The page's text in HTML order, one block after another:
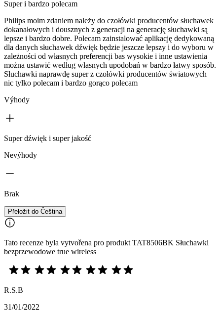
Super i bardzo polecam
Philips moim zdaniem należy do czołówki producentów słuchawek
dokanałowych i dousznych z generacji na generację słuchawki są
lepsze i bardzo dobre. Polecam zainstalować aplikację dedykowaną
dla danych słuchawek dźwięk będzie jeszcze lepszy i do wyboru w
zależności od własnych preferencji bas wysokie i inne ustawienia
można ustawić według własnych upodobań w bardzo łatwy sposób.
Słuchawki naprawdę super z czołówki producentów światowych
nic tylko polecam i bardzo gorąco polecam
Výhody
Super dźwięk i super jakość
Nevýhody
Brak
Přeložit do Čeština
Tato recenze byla vytvořena pro produkt TAT8506BK Słuchawki
bezprzewodowe true wireless
R.S.B
31/01/2022